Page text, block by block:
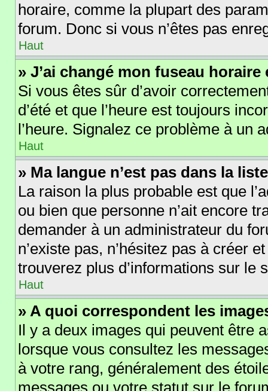
horaire, comme la plupart des
forum. Donc si vous n’êtes pas
Haut
» J’ai changé mon fuseau
Si vous êtes sûr d’avoir
d’été et que l’heure est toujours
l’heure. Signalez ce problème à un
Haut
» Ma langue n’est pas dans la
La raison la plus probable est que
ou bien que personne n’ait encore
demander à un administrateur du
n’existe pas, n’hésitez pas à créer
trouverez plus d’informations sur le
Haut
» A quoi correspondent les
Il y a deux images qui peuvent être
lorsque vous consultez les
à votre rang, généralement des
messages ou votre statut sur le